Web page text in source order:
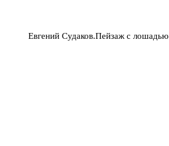
Евгений Судаков.Пейзаж с лошадью